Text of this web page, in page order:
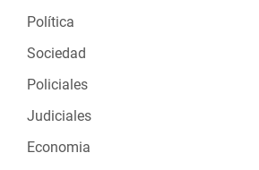
Política
Sociedad
Policiales
Judiciales
Economia